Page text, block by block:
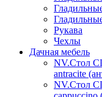
Рукава
Чехлы
Дачная мебель
NV.Стол
antracite
NV.Стол